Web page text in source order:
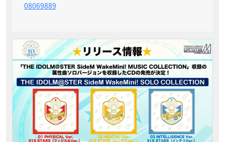
08069889